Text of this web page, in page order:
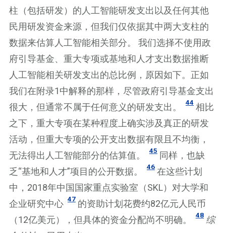
柱（包括研发）的人工智能研发支出以及任何其他
民用研发资金来源，但我们仅依据其中两大支柱的
数据来估算人工智能相关部分。 我们选择不使用政
府引导基金、重大专项或基地和人才支出数据推断
人工智能相关研发支出的总比例，原因如下。正如
我们在附录1中解释的那样，尽管政府引导基金支出
很大，但通常不属于任何意义的研发支出。
44 相比
之下，重大专项在某种程度上确实涉及真正的研发
活动，但重大专项的公开支出数据有限且不均衡，
无法得出人工智能部分的估算值。
45 同样，也缺
乏“基地和人才”项目的公开数据。
46 在这些计划
中，2018年中国国家重点实验室（SKL）对大学和
企业研究中心 47 的资助计划花费约82亿元人民币
（12亿美元），但具体的资金分配尚不明确。
48 综